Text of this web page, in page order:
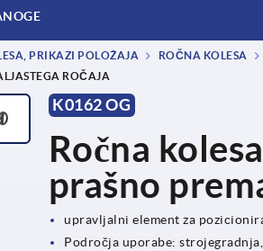
PRIKAZI POLOŽAJA ROČNA KOLESA
ROČAJA
K0162 OG
Ročna
prašno
upravljalni element za
Področja uporabe: